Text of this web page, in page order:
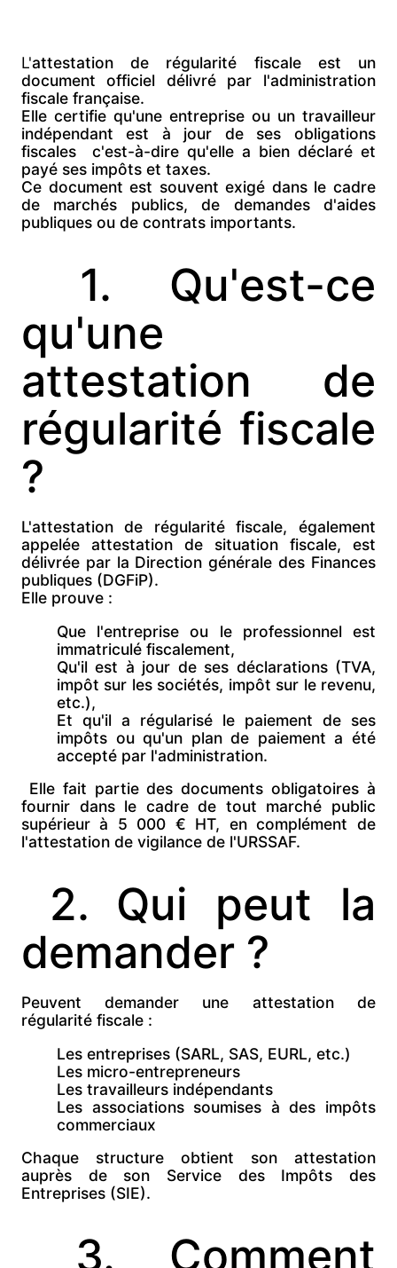
L'attestation de régularité fiscale est un
document officiel délivré par l'administration
fiscale française.
Elle certifie qu'une entreprise ou un travailleur
indépendant est à jour de ses obligations
fiscales  c'est-à-dire qu'elle a bien déclaré et
payé ses impôts et taxes.
Ce document est souvent exigé dans le cadre
de marchés publics, de demandes d'aides
publiques ou de contrats importants.
1. Qu'est-ce
qu'une
attestation de
régularité fiscale
?
L'attestation de régularité fiscale, également
appelée attestation de situation fiscale, est
délivrée par la Direction générale des Finances
publiques (DGFiP).
Elle prouve :
Que l'entreprise ou le professionnel est
immatriculé fiscalement,
Qu'il est à jour de ses déclarations (TVA,
impôt sur les sociétés, impôt sur le revenu,
etc.),
Et qu'il a régularisé le paiement de ses
impôts ou qu'un plan de paiement a été
accepté par l'administration.
Elle fait partie desdocuments obligatoires à
fournir dans le cadre de tout marché public
supérieur à 5 000 € HT, en complément de
l'attestation de vigilance de l'URSSAF.
2. Qui peut la
demander ?
Peuvent demander une attestation de
régularité fiscale :
Les entreprises (SARL, SAS, EURL, etc.)
Les micro-entrepreneurs
Les travailleurs indépendants
Les associations soumises à des impôts
commerciaux
Chaque structure obtient son attestation
auprès de son Service des Impôts des
Entreprises (SIE).
3. Comment